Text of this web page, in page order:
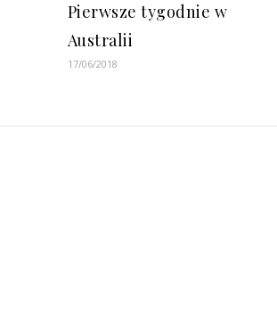
Pierwsze tygodnie w
Australii
17/06/2018